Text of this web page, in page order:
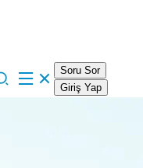
Soru Sor
Giriş Yap